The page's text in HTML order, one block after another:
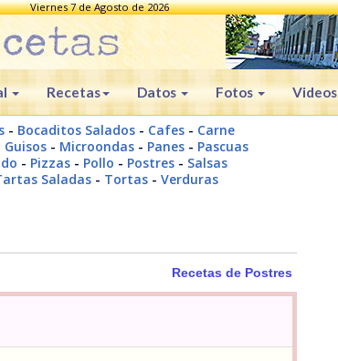
Viernes 7 de Agosto de 2026
Recetas Datos Fotos Videos
- Bocaditos Salados - Cafes - Carne
Guisos - Microondas - Panes - Pascuas
- Pizzas- Pollo - Postres- Salsas
Saladas - Tortas - Verduras
Recetas de Postres